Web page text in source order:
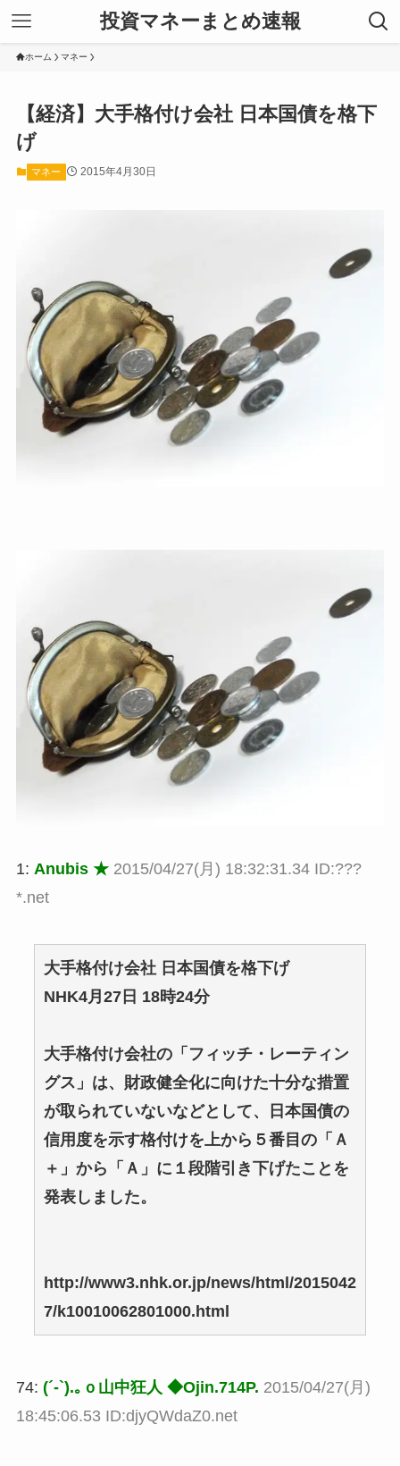
投資マネーまとめ速報
ホーム マネー
【経済】大手格付け会社 日本国債を格下
げ
マネー 2015年4月30日
1: Anubis ★ 2015/04/27(月) 18:32:31.34 ID:???
*.net
大手格付け会社 日本国債を格下げ
NHK4月27日 18時24分
大手格付け会社の「フィッチ・レーティン
グス」は、財政健全化に向けた十分な措置
が取られていないなどとして、日本国債の
信用度を示す格付けを上から５番目の「Ａ
＋」から「Ａ」に１段階引き下げたことを
発表しました。
http://www3.nhk.or.jp/news/html/2015042
7/k10010062801000.html
74: (´-`).｡ｏ山中狂人 ◆Ojin.714P. 2015/04/27(月)
18:45:06.53 ID:djyQWdaZ0.net